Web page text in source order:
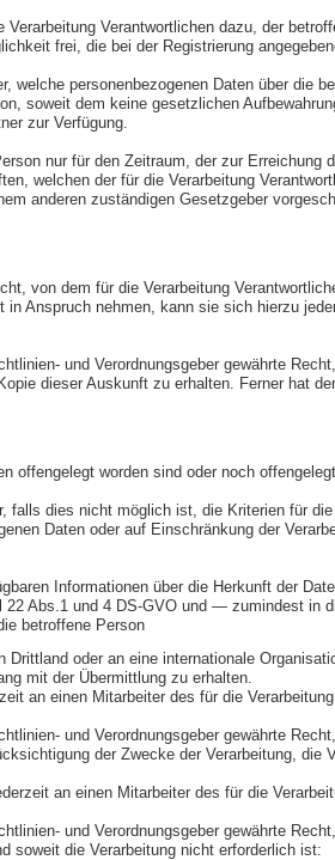
Verantwortlichen dazu, der
frei, die bei der Registrierung
personenbezogenen Daten über die
soweit dem keine gesetzlichen
zur Verfügung.
nur für den Zeitraum, der zur
welchen der für die Verarbeitung
anderen zuständigen Gesetzgeber
von dem für die Verarbeitung
Anspruch nehmen, kann sie sich hierzu
und Verordnungsgeber gewährte
dieser Auskunft zu erhalten. Ferner hat
worden sind oder noch
falls dies nicht möglich ist, die Kriterien für
Daten oder auf Einschränkung der
Informationen über die Herkunft der
Abs.1 und 4 DS-GVO und — zumindest
betroffene Person
oder an eine internationale
mit der Übermittlung zu erhalten.
an einen Mitarbeiter des für die Verarbeitung
und Verordnungsgeber gewährte
der Zwecke der Verarbeitung,
an einen Mitarbeiter des für die
und Verordnungsgeber gewährte
soweit die Verarbeitung nicht erforderlich ist: